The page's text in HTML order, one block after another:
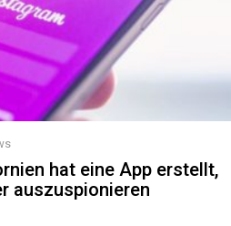
hat eine App erstellt,
auszuspionieren